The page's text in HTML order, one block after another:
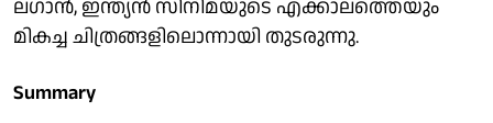
ലഗാന്‍, ഇന്ത്യന്‍ സിനിമയുടെ എക്കാലത്തെയും
മികച്ച ചിത്രങ്ങളിലൊന്നായി തുടരുന്നു.
Summary